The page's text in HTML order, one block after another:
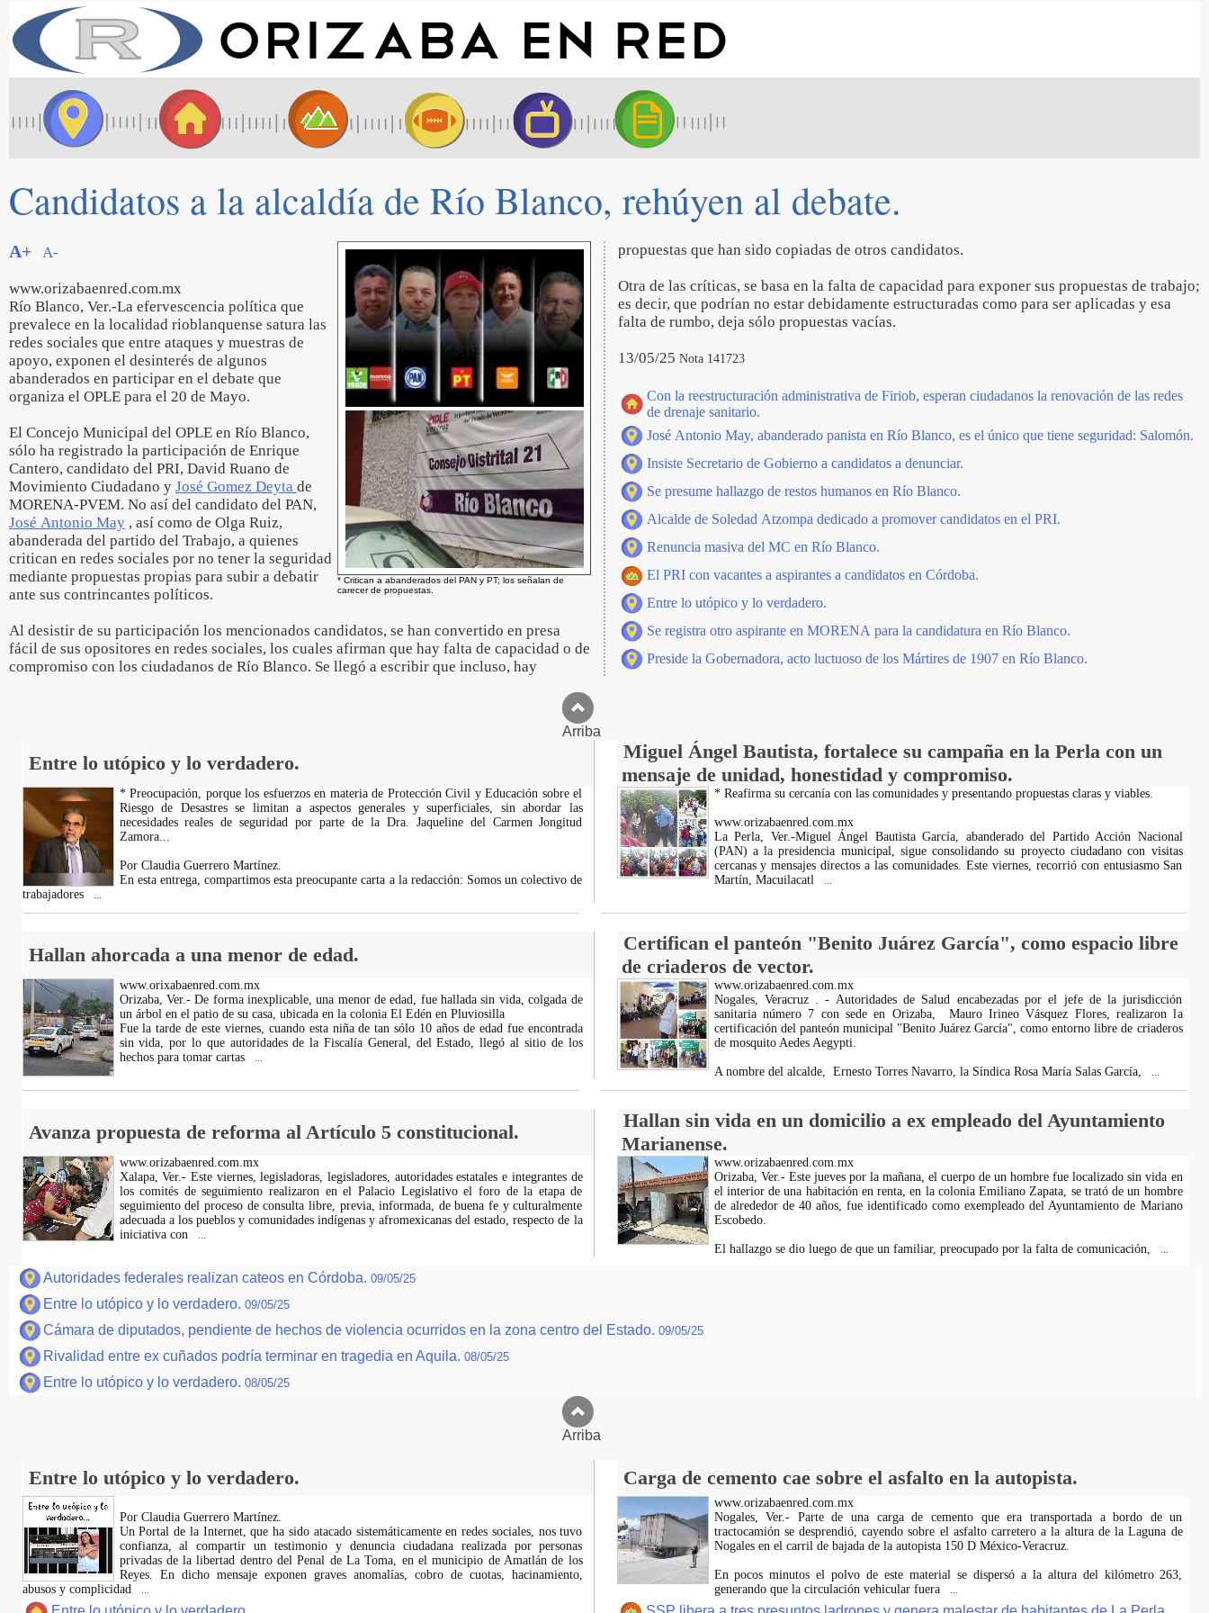
Candidatos a la alcaldía de Río Blanco, rehúyen al debate.
* Critican a abanderados del PAN y PT; los señalan de
carecer de propuestas.
A+ A-
www.orizabaenred.com.mx
Río Blanco, Ver.-La efervescencia política que
prevalece en la localidad rioblanquense satura las
redes sociales que entre ataques y muestras de
apoyo, exponen el desinterés de algunos
abanderados en participar en el debate que
organiza el OPLE para el 20 de Mayo.
El Concejo Municipal del OPLE en Río Blanco,
sólo ha registrado la participación de Enrique
Cantero, candidato del PRI, David Ruano de
Movimiento Ciudadano y José Gomez Deyta de
MORENA-PVEM. No así del candidato del PAN,
José Antonio May , así como de Olga Ruiz,
abanderada del partido del Trabajo, a quienes
critican en redes sociales por no tener la seguridad
mediante propuestas propias para subir a debatir
ante sus contrincantes políticos.
Al desistir de su participación los mencionados candidatos, se han convertido en presa
fácil de sus opositores en redes sociales, los cuales afirman que hay falta de capacidad o de
compromiso con los ciudadanos de Río Blanco. Se llegó a escribir que incluso, hay
propuestas que han sido copiadas de otros candidatos.
Otra de las críticas, se basa en la falta de capacidad para exponer sus propuestas de trabajo;
es decir, que podrían no estar debidamente estructuradas como para ser aplicadas y esa
falta de rumbo, deja sólo propuestas vacías.
13/05/25 Nota 141723
Con la reestructuración administrativa de Firiob, esperan ciudadanos la renovación de las redes
de drenaje sanitario.
José Antonio May, abanderado panista en Río Blanco, es el único que tiene seguridad: Salomón.
Insiste Secretario de Gobierno a candidatos a denunciar.
Se presume hallazgo de restos humanos en Río Blanco.
Alcalde de Soledad Atzompa dedicado a promover candidatos en el PRI.
Renuncia masiva del MC en Río Blanco.
El PRI con vacantes a aspirantes a candidatos en Córdoba.
Entre lo utópico y lo verdadero.
Se registra otro aspirante en MORENA para la candidatura en Río Blanco.
Preside la Gobernadora, acto luctuoso de los Mártires de 1907 en Río Blanco.
Arriba
Entre lo utópico y lo verdadero.
Miguel Ángel Bautista, fortalece su campaña en la Perla con un
mensaje de unidad, honestidad y compromiso.
* Preocupación, porque los esfuerzos en materia de Protección Civil y Educación sobre el
Riesgo de Desastres se limitan a aspectos generales y superficiales, sin abordar las
necesidades reales de seguridad por parte de la Dra. Jaqueline del Carmen Jongitud
Zamora...
Por Claudia Guerrero Martínez.
En esta entrega, compartimos esta preocupante carta a la redacción: Somos un colectivo de
trabajadores
* Reafirma su cercanía con las comunidades y presentando propuestas claras y viables.
www.orizabaenred.com.mx
La Perla, Ver.-Miguel Ángel Bautista García, abanderado del Partido Acción Nacional
(PAN) a la presidencia municipal, sigue consolidando su proyecto ciudadano con visitas
cercanas y mensajes directos a las comunidades. Este viernes, recorrió con entusiasmo San
Martín, Macuilacatl
Hallan ahorcada a una menor de edad.
Certifican el panteón "Benito Juárez García", como espacio libre
de criaderos de vector.
www.orixabaenred.com.mx
Orizaba, Ver.- De forma inexplicable, una menor de edad, fue hallada sin vida, colgada de
un árbol en el patio de su casa, ubicada en la colonia El Edén en Pluviosilla
Fue la tarde de este viernes, cuando esta niña de tan sólo 10 años de edad fue encontrada
sin vida, por lo que autoridades de la Fiscalía General, del Estado, llegó al sitio de los
hechos para tomar cartas
www.orizabaenred.com.mx
Nogales, Veracruz . - Autoridades de Salud encabezadas por el jefe de la jurisdicción
sanitaria número 7 con sede en Orizaba, Mauro Irineo Vásquez Flores, realizaron la
certificación del panteón municipal "Benito Juárez García", como entorno libre de criaderos
de mosquito Aedes Aegypti.
A nombre del alcalde, Ernesto Torres Navarro, la Síndica Rosa María Salas García,
Avanza propuesta de reforma al Artículo 5 constitucional.
Hallan sin vida en un domicilio a ex empleado del Ayuntamiento
Marianense.
www.orizabaenred.com.mx
Xalapa, Ver.- Este viernes, legisladoras, legisladores, autoridades estatales e integrantes de
los comités de seguimiento realizaron en el Palacio Legislativo el foro de la etapa de
seguimiento del proceso de consulta libre, previa, informada, de buena fe y culturalmente
adecuada a los pueblos y comunidades indígenas y afromexicanas del estado, respecto de la
iniciativa con
www.orizabaenred.com.mx
Orizaba, Ver.- Este jueves por la mañana, el cuerpo de un hombre fue localizado sin vida en
el interior de una habitación en renta, en la colonia Emiliano Zapata, se trató de un hombre
de alrededor de 40 años, fue identificado como exempleado del Ayuntamiento de Mariano
Escobedo.
El hallazgo se dio luego de que un familiar, preocupado por la falta de comunicación,
Autoridades federales realizan cateos en Córdoba. 09/05/25
Entre lo utópico y lo verdadero. 09/05/25
Cámara de diputados, pendiente de hechos de violencia ocurridos en la zona centro del Estado. 09/05/25
Rivalidad entre ex cuñados podría terminar en tragedia en Aquila. 08/05/25
Entre lo utópico y lo verdadero. 08/05/25
Arriba
Entre lo utópico y lo verdadero. Carga de cemento cae sobre el asfalto en la autopista.
Por Claudia Guerrero Martínez.
​Un Portal de la Internet, que ha sido atacado sistemáticamente en redes sociales, nos tuvo
confianza, al compartir un testimonio y denuncia ciudadana realizada por personas
privadas de la libertad dentro del Penal de La Toma, en el municipio de Amatlán de los
Reyes. En dicho mensaje exponen graves anomalías, cobro de cuotas, hacinamiento,
abusos y complicidad
www.orizabaenred.com.mx
Nogales, Ver.- Parte de una carga de cemento que era transportada a bordo de un
tractocamión se desprendió, cayendo sobre el asfalto carretero a la altura de la Laguna de
Nogales en el carril de bajada de la autopista 150 D México-Veracruz.
En pocos minutos el polvo de este material se dispersó a la altura del kilómetro 263,
generando que la circulación vehicular fuera